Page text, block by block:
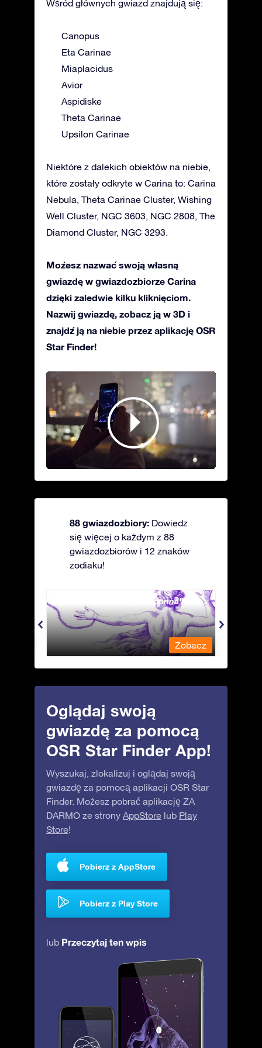
Wśród głównych gwiazd znajdują się:
Canopus
Eta Carinae
Miaplacidus
Avior
Aspidiske
Theta Carinae
Upsilon Carinae
Niektóre z dalekich obiektów na niebie,
które zostały odkryte w Carina to: Carina
Nebula, Theta Carinae Cluster, Wishing
Well Cluster, NGC 3603, NGC 2808, The
Diamond Cluster, NGC 3293.
Możesz nazwać swoją własną
gwiazdę w gwiazdozbiorze Carina
dzięki zaledwie kilku kliknięciom.
Nazwij gwiazdę, zobacz ją w 3D i
znajdź ją na niebie przez aplikację OSR
Star Finder!
88 gwiazdozbiory: Dowiedz
się więcej o każdym z 88
gwiazdozbiorów i 12 znaków
zodiaku!
Andromeda - Związana panna
Zobacz
Oglądaj swoją
gwiazdę za pomocą
OSR Star Finder App!
Wyszukaj, zlokalizuj i oglądaj swoją
gwiazdę za pomocą aplikacji OSR Star
Finder. Możesz pobrać aplikację ZA
DARMO ze strony AppStore lub Play
Store!
Pobierz z AppStore
Pobierz z Play Store
lub Przeczytaj ten wpis